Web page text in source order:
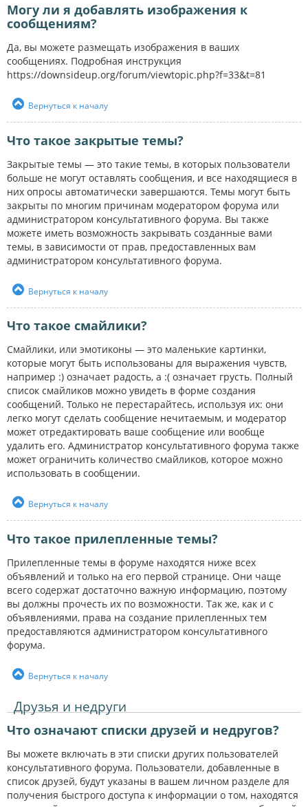
Могу ли я добавлять изображения к
сообщениям?
Да, вы можете размещать изображения в ваших
сообщениях. Подробная инструкция
https://downsideup.org/forum/viewtopic.php?f=33&t=81
Вернуться к началу
Что такое закрытые темы?
Закрытые темы — это такие темы, в которых пользователи
больше не могут оставлять сообщения, и все находящиеся в
них опросы автоматически завершаются. Темы могут быть
закрыты по многим причинам модератором форума или
администратором консультативного форума. Вы также
можете иметь возможность закрывать созданные вами
темы, в зависимости от прав, предоставленных вам
администратором консультативного форума.
Вернуться к началу
Что такое смайлики?
Смайлики, или эмотиконы — это маленькие картинки,
которые могут быть использованы для выражения чувств,
например :) означает радость, а :( означает грусть. Полный
список смайликов можно увидеть в форме создания
сообщений. Только не перестарайтесь, используя их: они
легко могут сделать сообщение нечитаемым, и модератор
может отредактировать ваше сообщение или вообще
удалить его. Администратор консультативного форума также
может ограничить количество смайликов, которое можно
использовать в сообщении.
Вернуться к началу
Что такое прилепленные темы?
Прилепленные темы в форуме находятся ниже всех
объявлений и только на его первой странице. Они чаще
всего содержат достаточно важную информацию, поэтому
вы должны прочесть их по возможности. Так же, как и с
объявлениями, права на создание прилепленных тем
предоставляются администратором консультативного
форума.
Вернуться к началу
Друзья и недруги
Что означают списки друзей и недругов?
Вы можете включать в эти списки других пользователей
консультативного форума. Пользователи, добавленные в
список друзей, будут указаны в вашем личном разделе для
получения быстрого доступа к информации о том, находятся